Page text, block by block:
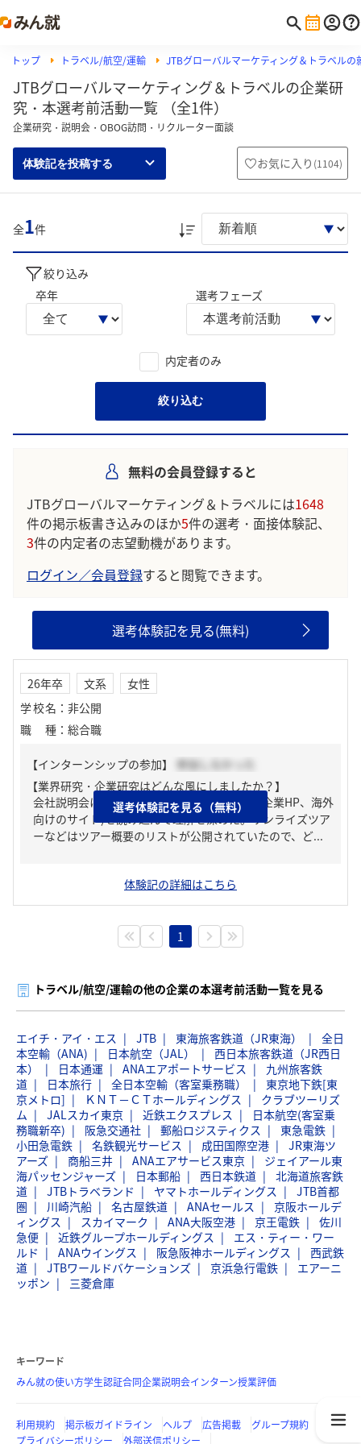
トップ トラベル/航空/運輸 JTBグローバルマーケティング＆トラベルの
JTBグローバルマーケティング＆トラベルの企業研
究・本選考前活動一覧 （全1件）
企業研究・説明会・OBOG訪問・リクルーター面談
体験記を投稿する お気に入り (1104)
全1件
絞り込み
卒年
選考フェーズ
内定者のみ
絞り込む
無料の会員登録すると
JTBグローバルマーケティング＆トラベルには1648
件の掲示板書き込みのほか5件の選考・面接体験記、
3件の内定者の志望動機があります。
ログイン／会員登録すると閲覧できます。
選考体験記を見る(無料)
26年卒 文系
女性
学校名 ： 非公開
職種 ： 総合職
【インターンシップの参加】
参加しなかった
【業界研究・企業研究はどんな風にしましたか？】
会社説明会に参加したり、企業ホームページ(企業HP、海外
向けのサイト)を読み込んで理解を深めた。サンライズツア
ーなどはツアー概要のリストが公開されていたので、ど...
選考体験記を見る（無料）
体験記の詳細はこちら
1
トラベル/航空/運輸の他の企業の本選考前活動一覧を見る
エイチ・アイ・エス JTB 東海旅客鉄道（JR東海）
全日
本空輸（ANA)
日本航空（JAL）
西日本旅客鉄道（JR西日
本）
日本通運 ANAエアポートサービス
九州旅客鉄
道
日本旅行 全日本空輸（客室乗務職）
東京地下鉄[東
京メトロ]
ＫＮＴ－ＣＴホールディングス
クラブツーリズ
ム
JALスカイ東京 近鉄エクスプレス
日本航空(客室乗
務職新卒)
阪急交通社 郵船ロジスティクス
東急電鉄
小田急電鉄
名鉄観光サービス 成田国際空港
JR東海ツ
アーズ
商船三井 ANAエアサービス東京
ジェイアール東
海パッセンジャーズ
日本郵船 西日本鉄道
北海道旅客鉄
道
JTBトラベランド ヤマトホールディングス
JTB首都
圏
川崎汽船 名古屋鉄道 ANAセールス
京阪ホールデ
ィングス
スカイマーク ANA大阪空港 京王電鉄
佐川
急便
近鉄グループホールディングス
エス・ティー・ワー
ルド
ANAウイングス 阪急阪神ホールディングス
西武鉄
道
JTBワールドバケーションズ 京浜急行電鉄
エアーニ
ッポン
三菱倉庫
キーワード
みん就の使い方学生認証合同企業説明会インターン授業評価
利用規約 掲示板ガイドライン ヘルプ 広告掲載
グループ規約
プライバシーポリシー
外部送信ポリシー